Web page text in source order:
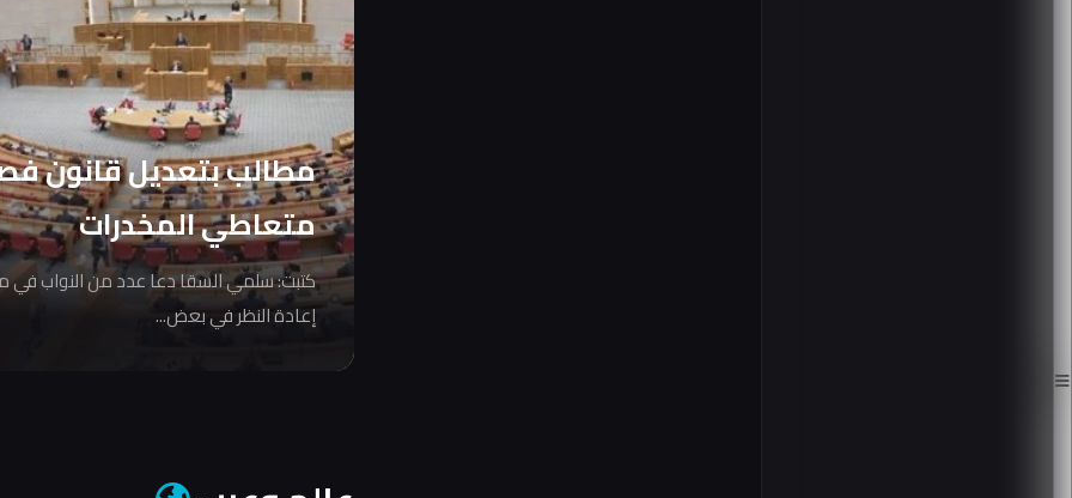
مطالب بتعديل قانون
متعاطي المخدرات
كتبت: سلمي السقا دعا عدد من النواب
إعادة النظر في بعض...